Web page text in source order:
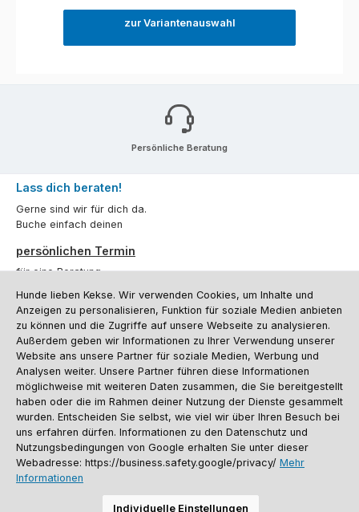
zur Variantenauswahl
Persönliche Beratung
Lass dich beraten!
Gerne sind wir für dich da.
Buche einfach deinen
persönlichen Termin
für eine Beratung.
Oder über unserKontaktformular.
Vertrag widerrufen
Kundenservice
Informationen
Social Media und Kontakt
Versandinformationen
Batterieentsorgung
Warenrücksendung Sporthund Katalog
Hunde lieben Kekse. Wir verwenden Cookies, um Inhalte und
Anzeigen zu personalisieren, Funktion für soziale Medien anbieten
zu können und die Zugriffe auf unsere Webseite zu analysieren.
Außerdem geben wir Informationen zu Ihrer Verwendung unserer
Website ans unsere Partner für soziale Medien, Werbung und
Analysen weiter. Unsere Partner führen diese Informationen
möglichweise mit weiteren Daten zusammen, die Sie bereitgestellt
haben oder die im Rahmen deiner Nutzung der Dienste gesammelt
wurden. Entscheiden Sie selbst, wie viel wir über Ihren Besuch bei
uns erfahren dürfen. Informationen zu den Datenschutz und
Nutzungsbedingungen von Google erhalten Sie unter dieser
Webadresse: https://business.safety.google/privacy/ Mehr
Informationen
Individuelle Einstellungen